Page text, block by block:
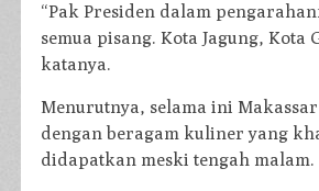
“Pak Presiden dalam
semua pisang. Kota Jagung,
katanya.
Menurutnya, selama ini
dengan beragam kuliner yang
didapatkan meski tengah malam.